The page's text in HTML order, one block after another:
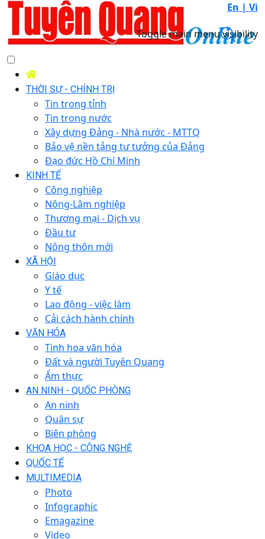
En | Vi
Toggle main menu visibility
THỜI SỰ - CHÍNH TRỊ
Tin trong tỉnh
Tin trong nước
Xây dựng Đảng - Nhà nước - MTTQ
Bảo vệ nền tảng tư tưởng của Đảng
Đạo đức Hồ Chí Minh
KINH TẾ
Công nghiệp
Nông-Lâm nghiệp
Thương mại - Dịch vụ
Đầu tư
Nông thôn mới
XÃ HỘI
Giáo dục
Y tế
Lao động - việc làm
Cải cách hành chính
VĂN HÓA
Tinh hoa văn hóa
Đất và người Tuyên Quang
Ẩm thực
AN NINH - QUỐC PHÒNG
An ninh
Quân sự
Biên phòng
KHOA HỌC - CÔNG NGHỆ
QUỐC TẾ
MULTIMEDIA
Photo
Infographic
Emagazine
Video